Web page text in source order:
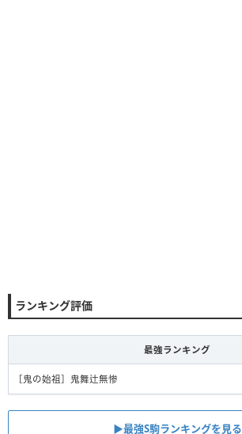
ランキング評価
最強ランキング
［鬼の始祖］鬼舞辻無惨
▶︎最強S駒ランキングを見る